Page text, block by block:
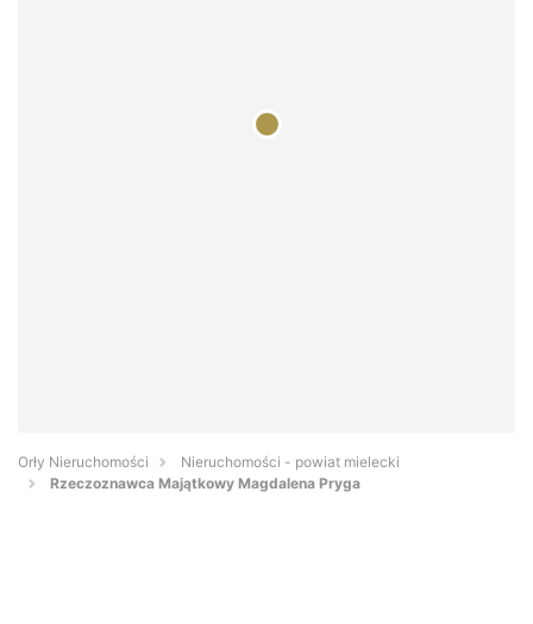
Orły Nieruchomości
Nieruchomości - powiat mielecki
Rzeczoznawca Majątkowy Magdalena Pryga